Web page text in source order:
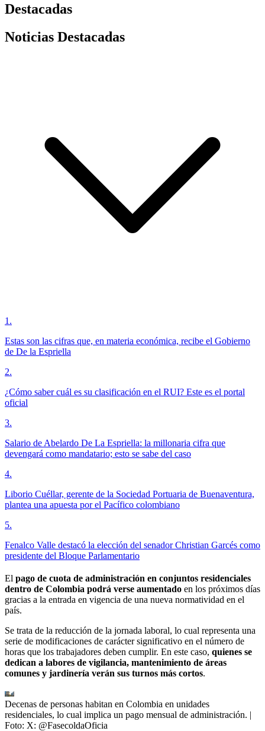
Destacadas
Noticias Destacadas
1 .
Estas son las cifras que, en materia económica, recibe el Gobierno
de De la Espriella
2.
¿Cómo saber cuál es su clasificación en el RUI? Este es el portal
oficial
3.
Salario de Abelardo De La Espriella: la millonaria cifra que
devengará como mandatario; esto se sabe del caso
4.
Liborio Cuéllar, gerente de la Sociedad Portuaria de Buenaventura,
plantea una apuesta por el Pacífico colombiano
5.
Fenalco Valle destacó la elección del senador Christian Garcés como
presidente del Bloque Parlamentario
El pago de cuota de administración en conjuntos residenciales
dentro de Colombia podrá verse aumentado en los próximos días
gracias a la entrada en vigencia de una nueva normatividad en el
país.
Se trata de la reducción de la jornada laboral, lo cual representa una
serie de modificaciones de carácter significativo en el número de
horas que los trabajadores deben cumplir. En este caso, quienes se
dedican a labores de vigilancia, mantenimiento de áreas
comunes y jardinería verán sus turnos más cortos.
Decenas de personas habitan en Colombia en unidades
residenciales, lo cual implica un pago mensual de administración. |
Foto: X: @FasecoldaOficia